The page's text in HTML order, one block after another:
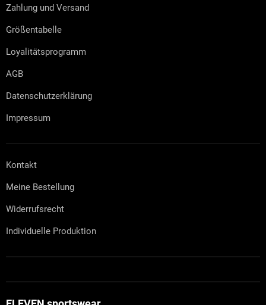
Zahlung und Versand
Größentabelle
Loyalitätsprogramm
AGB
Datenschutzerklärung
Impressum
Kontakt
Meine Bestellung
Widerrufsrecht
Individuelle Produktion